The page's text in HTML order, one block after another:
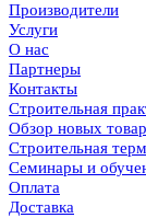
Производители
Услуги
О нас
Партнеры
Контакты
Строительная
Обзор новых
Строительная
Семинары и
Оплата
Доставка